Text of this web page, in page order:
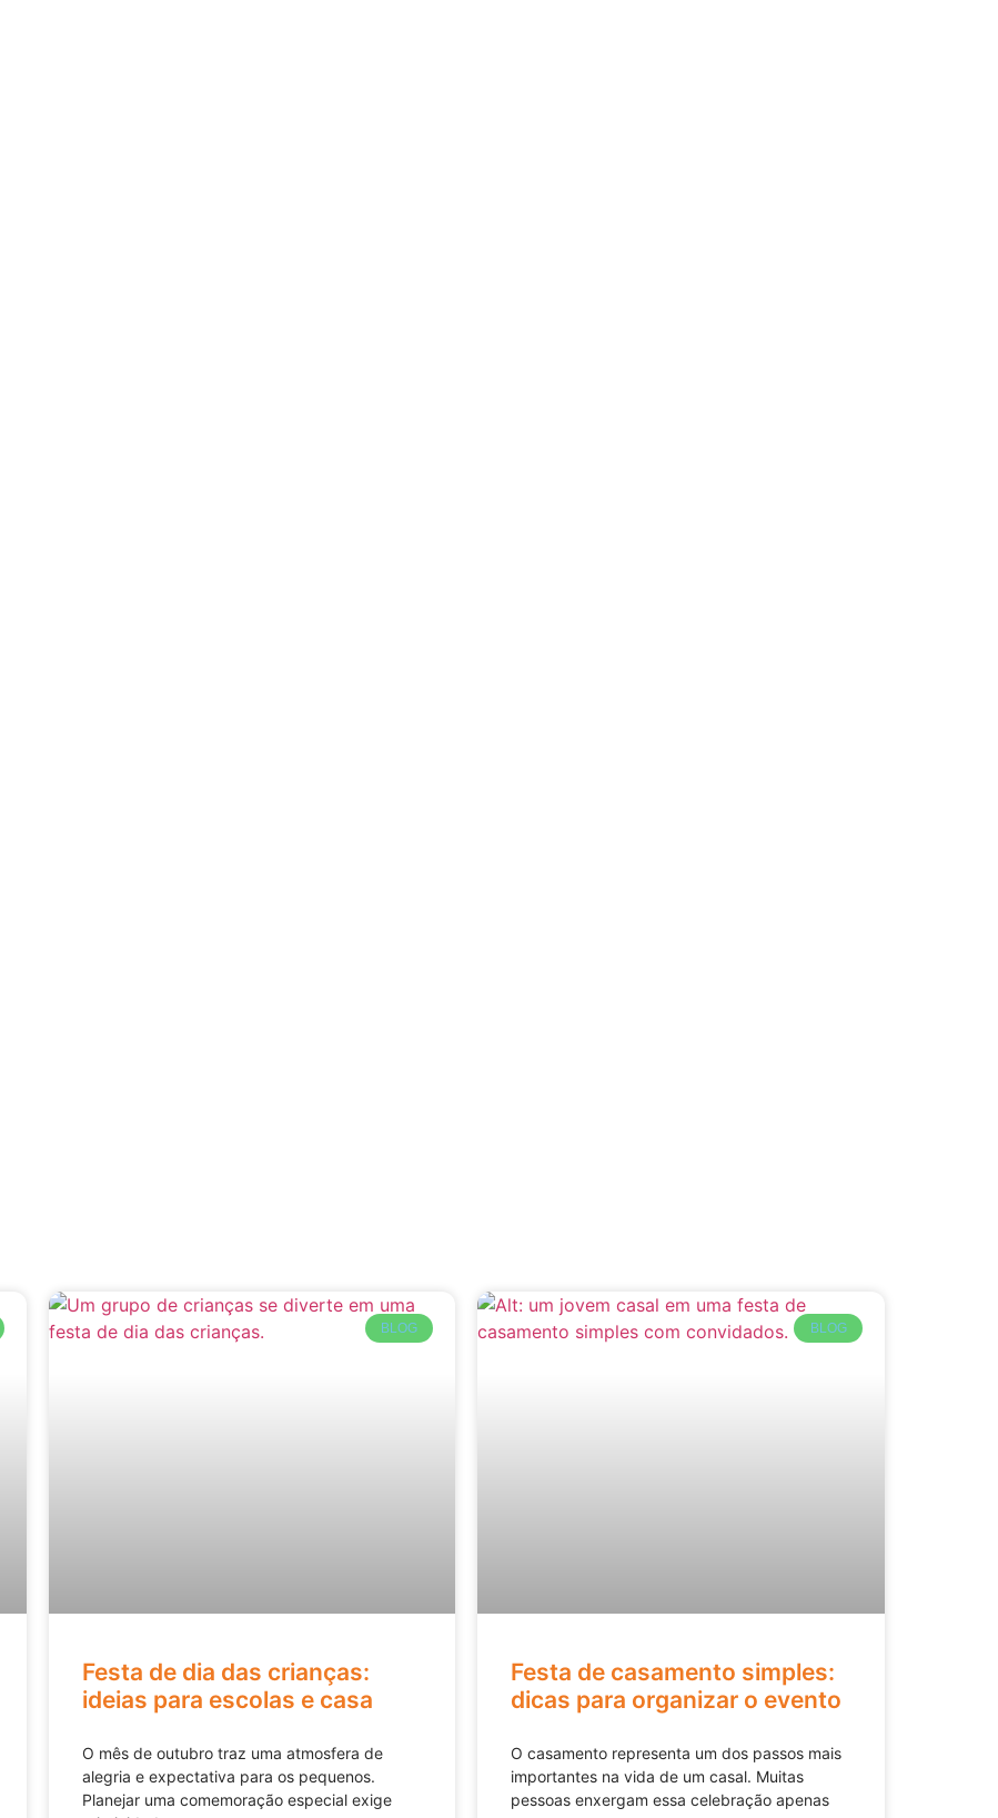
BLOG
Festa de dia das crianças:
ideias para escolas e casa
O mês de outubro traz uma atmosfera de
alegria e expectativa para os pequenos.
Planejar uma comemoração especial exige
BLOG
Festa de casamento simples:
dicas para organizar o evento
O casamento representa um dos passos mais
importantes na vida de um casal. Muitas
pessoas enxergam essa celebração apenas